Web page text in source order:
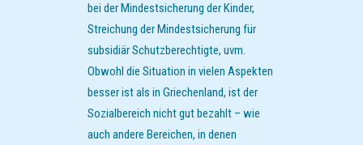
bei der Mindestsicherung der Kinder,
Streichung der Mindestsicherung für
subsidiär Schutzberechtigte, uvm.
Obwohl die Situation in vielen Aspekten
besser ist als in Griechenland, ist der
Sozialbereich nicht gut bezahlt – wie
auch andere Bereichen, in denen